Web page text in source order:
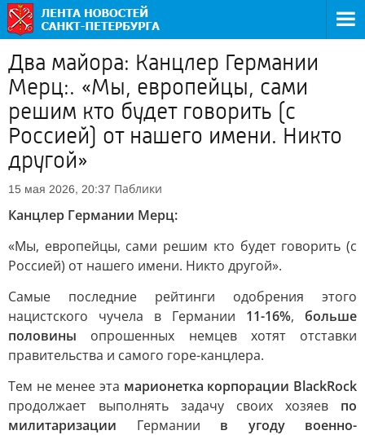
Два майора: Канцлер Германии
Мерц:. «Мы, европейцы, сами
решим кто будет говорить (с
Россией) от нашего имени. Никто
другой»
15 мая 2026, 20:37 Паблики
Канцлер Германии Мерц:
«Мы, европейцы, сами решим кто будет говорить (с
Россией) от нашего имени. Никто другой».
Самые последние рейтинги одобрения этого
нацистского чучела в Германии 11-16%, больше
половины опрошенных немцев хотят отставки
правительства и самого горе-канцлера.
Тем не менее эта марионетка корпорации BlackRock
продолжает выполнять задачу своих хозяев по
милитаризации Германии в угоду военно-